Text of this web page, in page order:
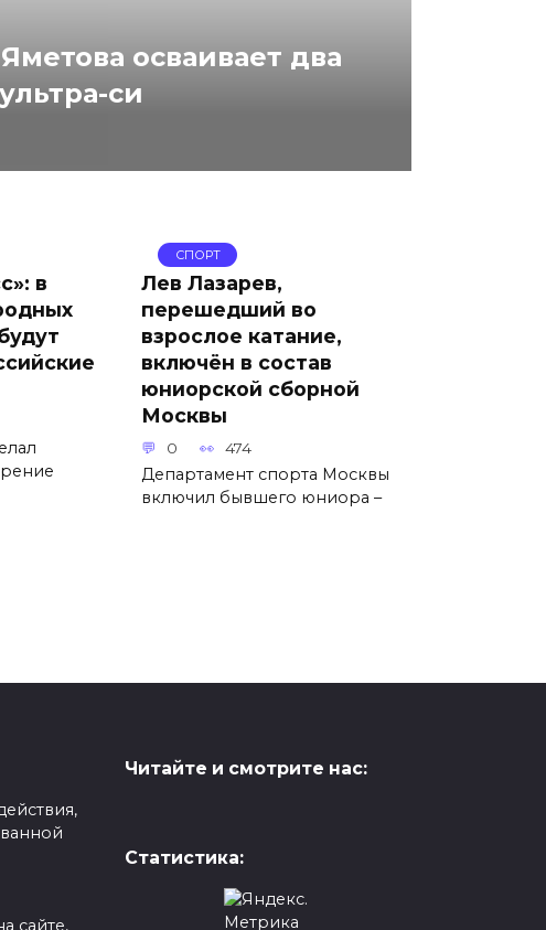
осваивает два
си
в
СПОРТ
Лев Лазарев,
перешедший во
взрослое катание,
включён в состав
юниорской сборной
Москвы
0 474
Департамент спорта Москвы
включил бывшего юниора –
сайте,
Читайте и смотрите нас:
Статистика: